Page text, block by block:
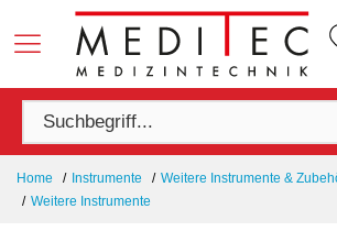
Home Instrumente
Weitere Instrumente &
Weitere Instrumente